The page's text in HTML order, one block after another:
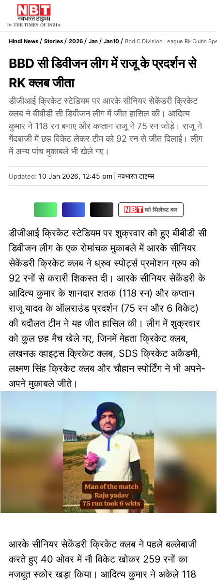
Hindi News Stories 2026 Jan Jan10 Bbd C Division League Rk Clubs
BBD सी डिवीजन लीग में राजू के प्रदर्शन से
RK क्लब जीता
डीजीआई क्रिकेट स्टेडियम पर आरके सीनियर सेकेंडरी क्रिकेट
क्लब ने बीबीडी सी डिवीजन लीग में जीत हासिल की। आदित्य
कुमार ने 118 रन बनाए और कप्तान राजू ने 75 रन जोड़े। राजू ने
गेंदबाजी में छह विकेट लेकर टीम को 92 रन से जीत दिलाई। लीग
में अन्य पांच मुकाबले भी खेले गए।
Updated: 10 Jan 2026, 12:45 pm नवभारत टाइम्स
डीजीआई क्रिकेट स्टेडियम पर शुक्रवार को हुए बीबीडी सी
डिवीजन लीग के एक रोमांचक मुकाबले में आरके सीनियर
सेकेंडरी क्रिकेट क्लब ने ध्रुव स्पोर्ट्स प्रमोशन ग्रुप को
92 रनों से करारी शिकस्त दी। आरके सीनियर सेकेंडरी के
आदित्य कुमार के शानदार शतक (118 रन) और कप्तान
राजू यादव के ऑलराउंड प्रदर्शन (75 रन और 6 विकेट)
की बदौलत टीम ने यह जीत हासिल की। लीग में शुक्रवार
को कुल छह मैच खेले गए, जिनमें मेहता क्रिकेट क्लब,
लखनऊ व्हाइट्स क्रिकेट क्लब, SDS क्रिकेट अकैडमी,
लक्ष्मण सिंह क्रिकेट क्लब और चौहान स्पोर्टिंग ने भी अपने-
अपने मुकाबले जीते।
आरके सीनियर सेकेंडरी क्रिकेट क्लब ने पहले बल्लेबाजी
करते हुए 40 ओवर में नौ विकेट खोकर 259 रनों का
मजबूत स्कोर खड़ा किया। आदित्य कुमार ने अकेले 118